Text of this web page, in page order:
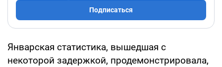
Подписаться
Январская статистика, вышедшая с
некоторой задержкой, продемонстрировала,